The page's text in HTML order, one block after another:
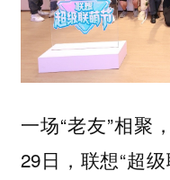
一场“老友”相聚
29日，联想“超